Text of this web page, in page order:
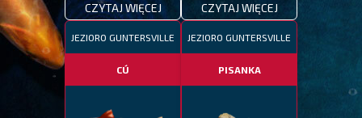
CZYTAJ WIĘCEJ CZYTAJ WIĘCEJ
JEZIORO GUNTERSVILLE
CÚ
JEZIORO GUNTERSVILLE
PISANKA